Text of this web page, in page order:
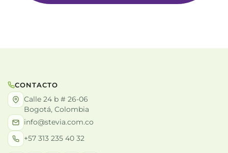
CONTACTO
Calle 24 b # 26-06
Bogotá, Colombia
info@stevia.com.co
+57 313 235 40 32